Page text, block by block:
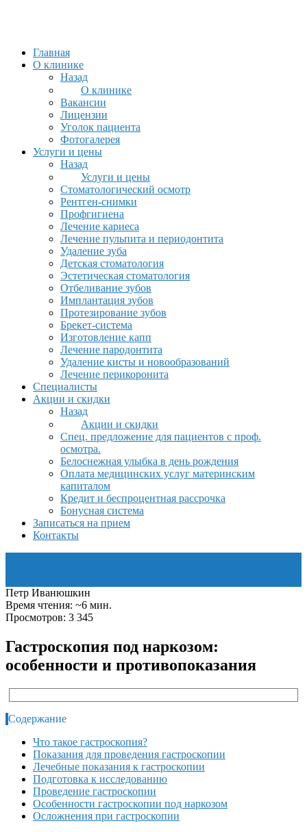
Главная
О клинике
Назад
О клинике
Вакансии
Лицензии
Уголок пациента
Фотогалерея
Услуги и цены
Назад
Услуги и цены
Стоматологический осмотр
Рентген-снимки
Профгигиена
Лечение кариеса
Лечение пульпита и периодонтита
Удаление зуба
Детская стоматология
Эстетическая стоматология
Отбеливание зубов
Имплантация зубов
Протезирование зубов
Брекет-система
Изготовление капп
Лечение пародонтита
Удаление кисты и новообразований
Лечение перикоронита
Специалисты
Акции и скидки
Назад
Акции и скидки
Спец. предложение для пациентов с проф.
осмотра.
Белоснежная улыбка в день рождения
Оплата медицинских услуг материнским
капиталом
Кредит и беспроцентная рассрочка
Бонусная система
Записаться на прием
Контакты
Петр Иванюшкин
Время чтения: ~6 мин.
Просмотров: 3 345
Гастроскопия под наркозом:
особенности и противопоказания
Содержание
Что такое гастроскопия?
Показания для проведения гастроскопии
Лечебные показания к гастроскопии
Подготовка к исследованию
Проведение гастроскопии
Особенности гастроскопии под наркозом
Осложнения при гастроскопии